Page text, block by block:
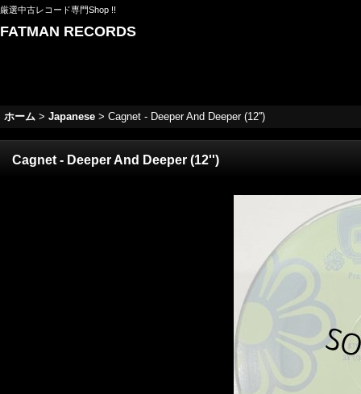
厳選中古レコード専門Shop !!
FATMAN RECORDS
ホーム > Japanese > Cagnet - Deeper And Deeper (12'')
Cagnet - Deeper And Deeper (12'')